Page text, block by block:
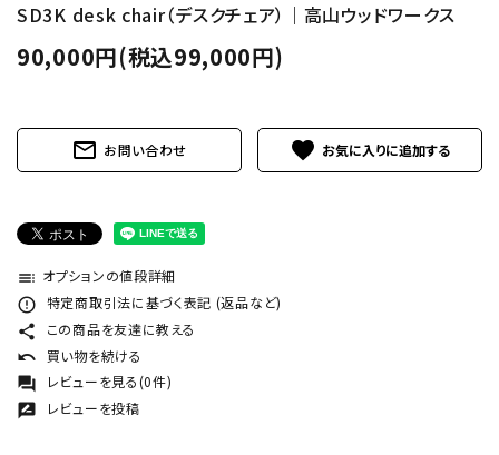
SD3K desk chair（デスクチェア）｜高山ウッドワークス
90,000円(税込99,000円)
mail_outline お問い合わせ favorite
toc オプションの値段詳細
error_outline 特定商取引法に基づく表記 (返品など)
share この商品を友達に教える
undo 買い物を続ける
forum レビューを見る(0件)
rate_review レビューを投稿